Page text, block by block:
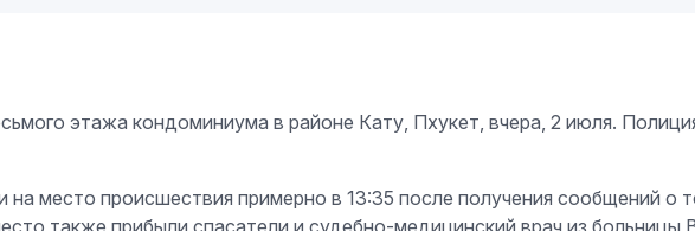
этажа кондоминиума в районе Кату, Пхукет, вчера, 2 июля.
на место происшествия примерно в 13:35 после получения сообщений о
также прибыли спасатели и судебно-медицинский врач из больницы